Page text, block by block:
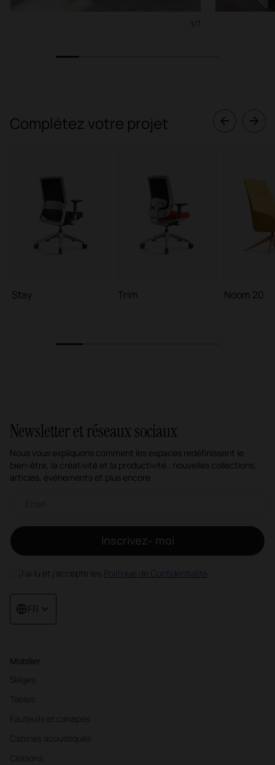
1/7
Complétez votre projet
Stay Trim Noom 20
Mobilier
Sièges
Tables
Fauteuils et canapés
Cabines acoustiques
Cloisons
Newsletter et réseaux sociaux
Nous vous expliquons comment les espaces redéfinissent le
bien-être, la créativité et la productivité : nouvelles collections,
articles, événements et plus encore.
Inscrivez- moi
J'ai lu et j'accepte les Politique de Confidentialité
FR